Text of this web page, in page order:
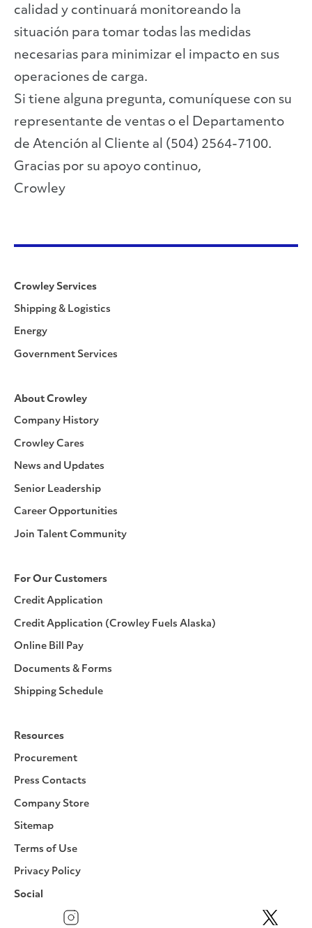
calidad y continuará monitoreando la
situación para tomar todas las medidas
necesarias para minimizar el impacto en sus
operaciones de carga.
Si tiene alguna pregunta, comuníquese con su
representante de ventas o el Departamento
de Atención al Cliente al (504) 2564-7100.
Gracias por su apoyo continuo,
Crowley
Crowley Services
Shipping & Logistics
Energy
Government Services
About Crowley
Company History
Crowley Cares
News and Updates
Senior Leadership
Career Opportunities
Join Talent Community
For Our Customers
Credit Application
Credit Application (Crowley Fuels Alaska)
Online Bill Pay
Documents & Forms
Shipping Schedule
Resources
Procurement
Press Contacts
Company Store
Sitemap
Terms of Use
Privacy Policy
Social
Instagram Twitter